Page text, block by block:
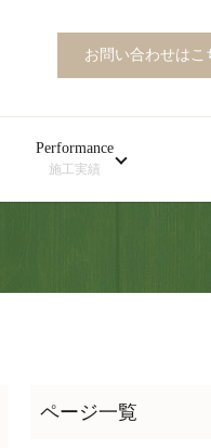
お問い合わせはこ
Performance
施工実績